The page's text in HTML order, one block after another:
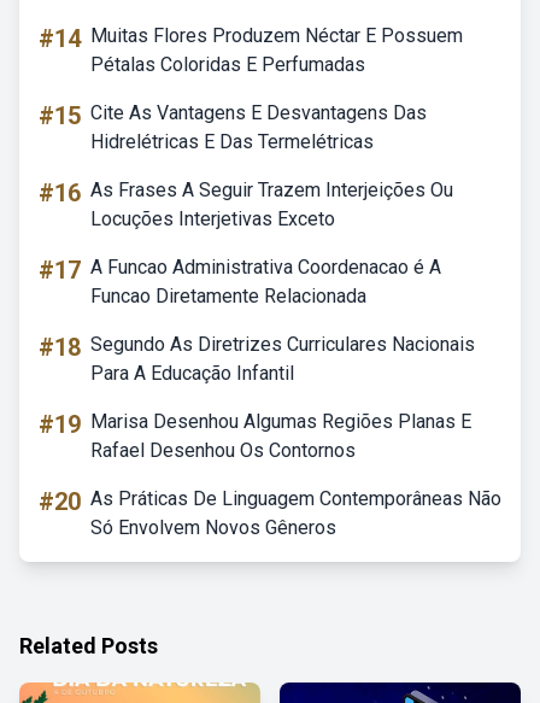
#14 Muitas Flores Produzem Néctar E Possuem
Pétalas Coloridas E Perfumadas
#15 Cite As Vantagens E Desvantagens Das
Hidrelétricas E Das Termelétricas
#16 As Frases A Seguir Trazem Interjeições Ou
Locuções Interjetivas Exceto
#17 A Funcao Administrativa Coordenacao é A
Funcao Diretamente Relacionada
#18 Segundo As Diretrizes Curriculares Nacionais
Para A Educação Infantil
#19 Marisa Desenhou Algumas Regiões Planas E
Rafael Desenhou Os Contornos
#20 As Práticas De Linguagem Contemporâneas Não
Só Envolvem Novos Gêneros
Related Posts